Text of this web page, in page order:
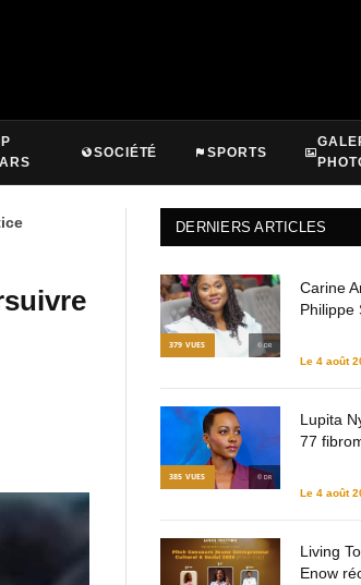
SOCIÉTÉ SPORTS
DERNIERS ARTICLES
379 VUES © DR
Carine
Philippe
Le 4 août
385 VUES © DR
Lupita
77
Le 4 août
Living
Enow